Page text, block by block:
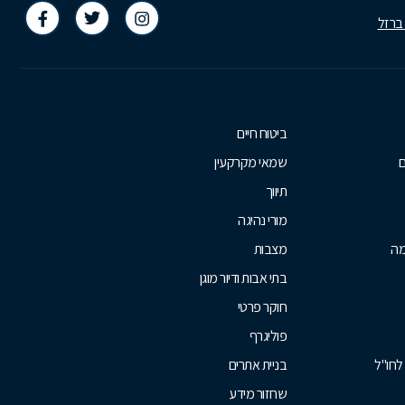
לחו"ל
ביטוח חיים
שמאי מקרקעין
תיווך
מורי נהיגה
מצבות
בתי אבות ודיור מוגן
חוקר פרטי
פוליגרף
בניית אתרים
שחזור מידע